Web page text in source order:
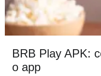
BRB Play APK:
o app